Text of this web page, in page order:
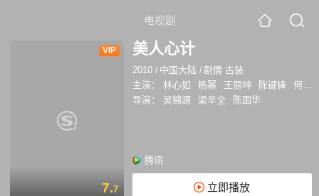
电视剧
VIP
7.7
美人心计
2010 / 中国大陆 /剧情 古装
主演：
林心如 杨幂 王丽坤 陈键锋
何晟铭
导演：
吴锦源 梁辛全 陈国华
腾讯
立即播放